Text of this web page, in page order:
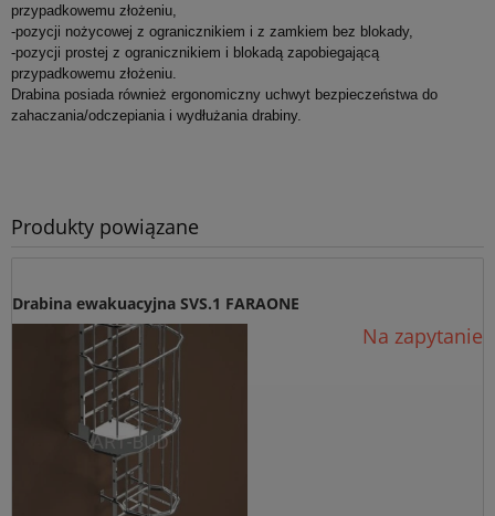
przypadkowemu złożeniu,
-pozycji nożycowej z ogranicznikiem i z zamkiem bez blokady,
-pozycji prostej z ogranicznikiem i blokadą zapobiegającą
przypadkowemu złożeniu.
Drabina posiada również ergonomiczny uchwyt bezpieczeństwa do
zahaczania/odczepiania i wydłużania drabiny.
Produkty powiązane
Drabina ewakuacyjna SVS.1 FARAONE
Na zapytanie